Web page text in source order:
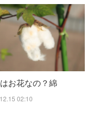
お花なの？綿
02:10